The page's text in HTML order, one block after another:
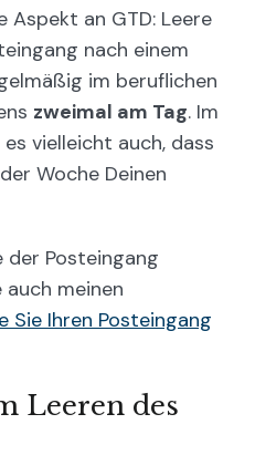
an GTD: Leere
nach einem
im beruflichen
zweimal am Tag. Im
vielleicht auch, dass
Woche Deinen
der Posteingang
meinen
Sie Ihren Posteingang
Leeren des